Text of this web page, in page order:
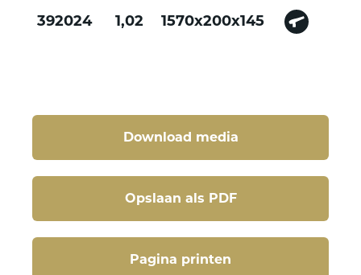
Download media
Opslaan als PDF
Pagina printen
392024 1,02 1570x200x145